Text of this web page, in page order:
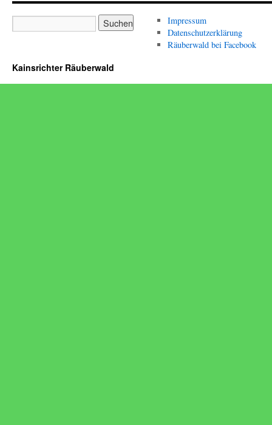
Impressum
Datenschutzerklärung
Räuberwald bei Facebook
Kainsrichter Räuberwald